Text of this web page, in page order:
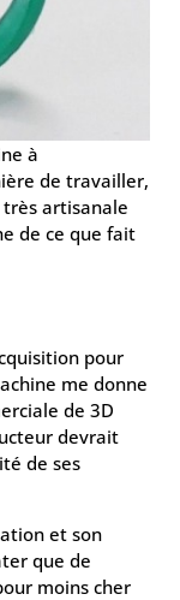
à
de travailler,
artisanale
de ce que fait
pour
me donne
de 3D
devrait
de ses
et son
que de
moins cher